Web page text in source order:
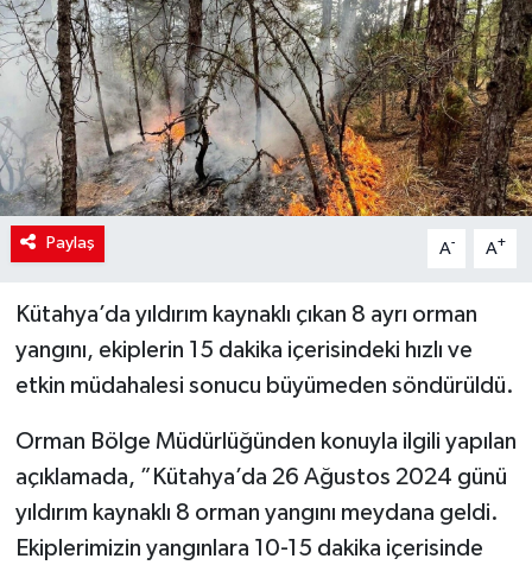
Paylaş A- A+
Kütahya’da yıldırım kaynaklı çıkan 8 ayrı orman
yangını, ekiplerin 15 dakika içerisindeki hızlı ve
etkin müdahalesi sonucu büyümeden söndürüldü.
Orman Bölge Müdürlüğünden konuyla ilgili yapılan
açıklamada, ”Kütahya’da 26 Ağustos 2024 günü
yıldırım kaynaklı 8 orman yangını meydana geldi.
Ekiplerimizin yangınlara 10-15 dakika içerisinde